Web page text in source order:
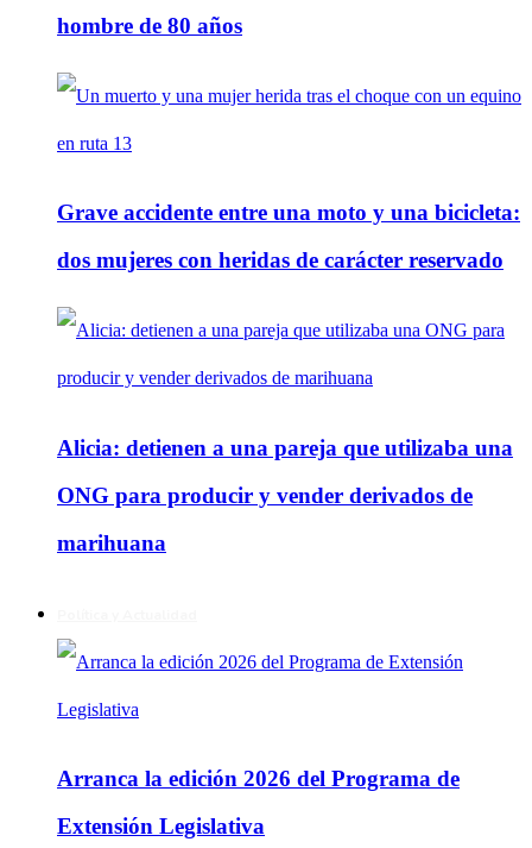
hombre de 80 años
Grave accidente entre una moto y una bicicleta:
dos mujeres con heridas de carácter reservado
Alicia: detienen a una pareja que utilizaba una
ONG para producir y vender derivados de
marihuana
Arranca la edición 2026 del Programa de
Extensión Legislativa